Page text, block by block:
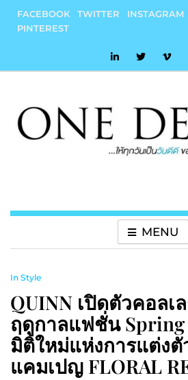
content
FACEBOOK TWITTER INSTAGRAM
PINTEREST
MENU
In Style
QUINN เปิดตัวคอล
ฤดูกาลแฟชั่น Spring
มิติใหม่แห่งการแต่งตั
แคมเปญ FLORAL